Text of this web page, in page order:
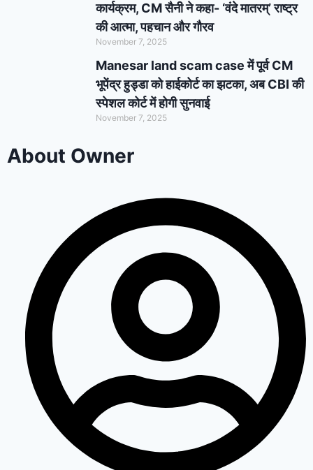
कार्यक्रम, CM सैनी ने कहा- ‘वंदे मातरम्’ राष्ट्र
की आत्मा, पहचान और गौरव
November 7, 2025
Manesar land scam case में पूर्व CM
भूपेंद्र हुड्डा को हाईकोर्ट का झटका, अब CBI की
स्पेशल कोर्ट में होगी सुनवाई
November 7, 2025
About Owner